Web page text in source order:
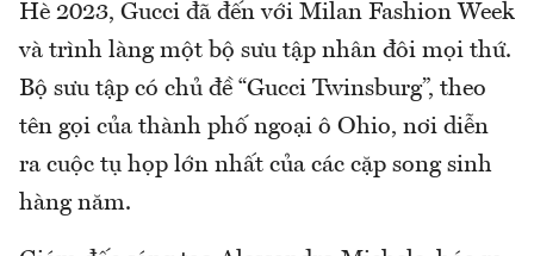
Hè 2023, Gucci đã đến với Milan Fashion Week
và trình làng một bộ sưu tập nhân đôi mọi thứ.
Bộ sưu tập có chủ đề “Gucci Twinsburg”, theo
tên gọi của thành phố ngoại ô Ohio, nơi diễn
ra cuộc tụ họp lớn nhất của các cặp song sinh
hàng năm.